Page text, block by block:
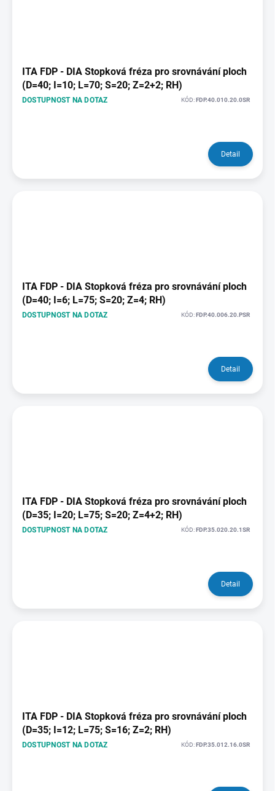
ITA FDP - DIA Stopková fréza pro srovnávání ploch
(D=40; I=10; L=70; S=20; Z=2+2; RH)
DOSTUPNOST NA DOTAZ KÓD:FDP.40.010.20.0SR
Detail
ITA FDP - DIA Stopková fréza pro srovnávání ploch
(D=40; I=6; L=75; S=20; Z=4; RH)
DOSTUPNOST NA DOTAZ KÓD:FDP.40.006.20.PSR
Detail
ITA FDP - DIA Stopková fréza pro srovnávání ploch
(D=35; I=20; L=75; S=20; Z=4+2; RH)
DOSTUPNOST NA DOTAZ KÓD:FDP.35.020.20.1SR
Detail
ITA FDP - DIA Stopková fréza pro srovnávání ploch
(D=35; I=12; L=75; S=16; Z=2; RH)
DOSTUPNOST NA DOTAZ KÓD:FDP.35.012.16.0SR